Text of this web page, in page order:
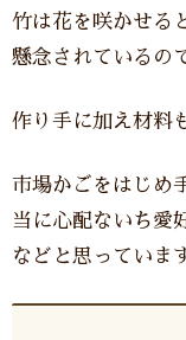
竹は花を咲かせる
懸念されているの
作り手に加え材料
市場かごをはじめ
当に心配ないち愛
などと思っていま